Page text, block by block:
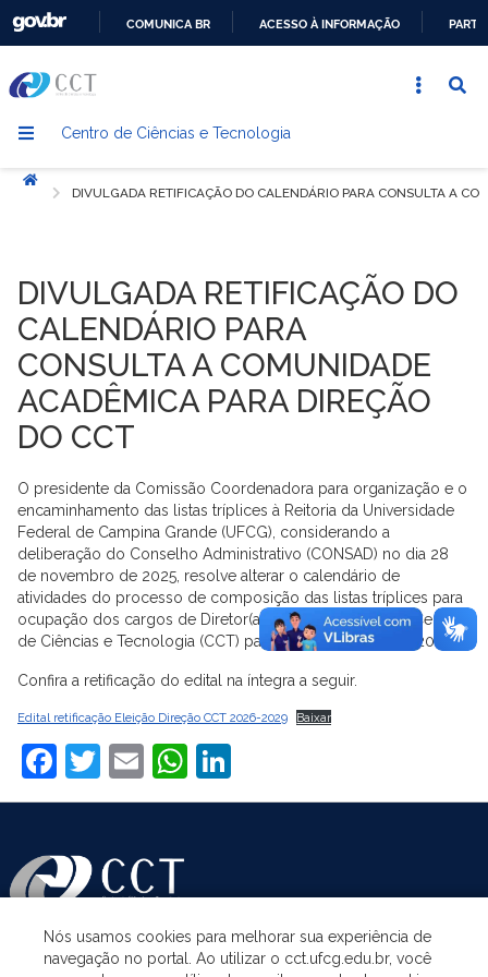
CONTEÚDO
COMUNICA BR ACESSO À INFORMAÇÃO
Centro de Ciências e Tecnologia
Início
DIVULGADA RETIFICAÇÃO DO CALENDÁRIO PARA CONSULTA A
DIVULGADA RETIFICAÇÃO DO
CALENDÁRIO PARA
CONSULTA A COMUNIDADE
ACADÊMICA PARA DIREÇÃO
DO CCT
O presidente da Comissão Coordenadora para organização e o
encaminhamento das listas tríplices à Reitoria da Universidade
Federal de Campina Grande (UFCG), considerando a
deliberação do Conselho Administrativo (CONSAD) no dia 28
de novembro de 2025, resolve alterar o calendário de
atividades do processo de composição das listas tríplices para
ocupação dos cargos de Diretor(a) e Vice-Diretor(a) do Centro
de Ciências e Tecnologia (CCT) para o quadriênio 2026-2029.
Confira a retificação do edital na íntegra a seguir.
Edital retificação Eleição Direção CCT 2026-2029 Baixar
Facebook
Twitter
EmailWhatsApp
ASSUNTOS
Nós usamos cookies para melhorar sua experiência de
navegação no portal. Ao utilizar o cct.ufcg.edu.br, você